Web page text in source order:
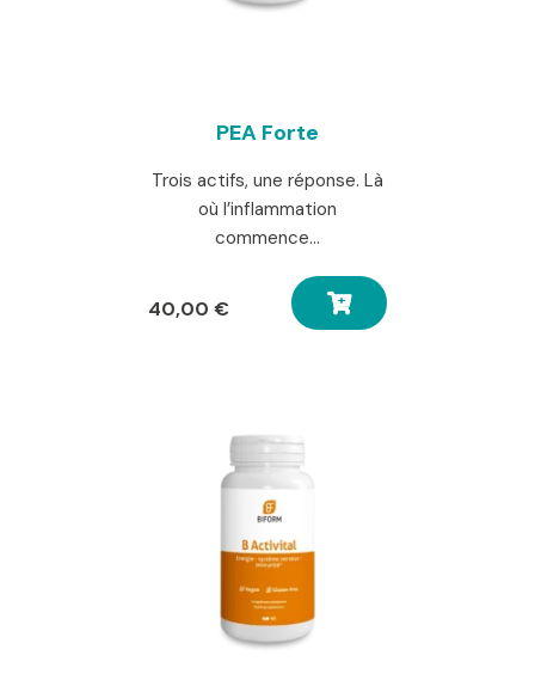
PEA Forte
Trois actifs, une réponse. Là
où l’inflammation
commence…
40,00 €